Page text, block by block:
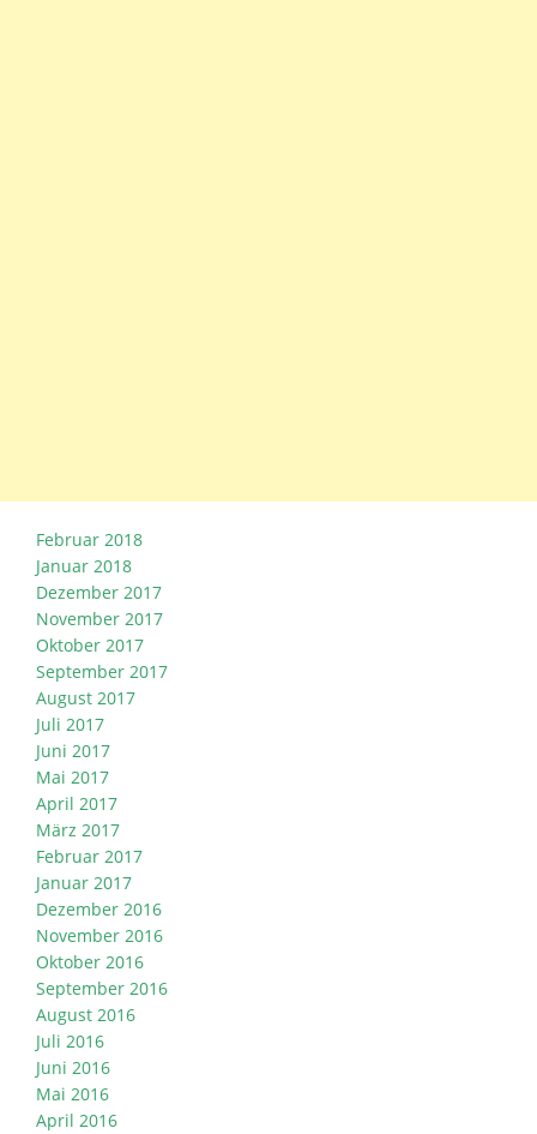
Februar 2018
Januar 2018
Dezember 2017
November 2017
Oktober 2017
September 2017
August 2017
Juli 2017
Juni 2017
Mai 2017
April 2017
März 2017
Februar 2017
Januar 2017
Dezember 2016
November 2016
Oktober 2016
September 2016
August 2016
Juli 2016
Juni 2016
Mai 2016
April 2016